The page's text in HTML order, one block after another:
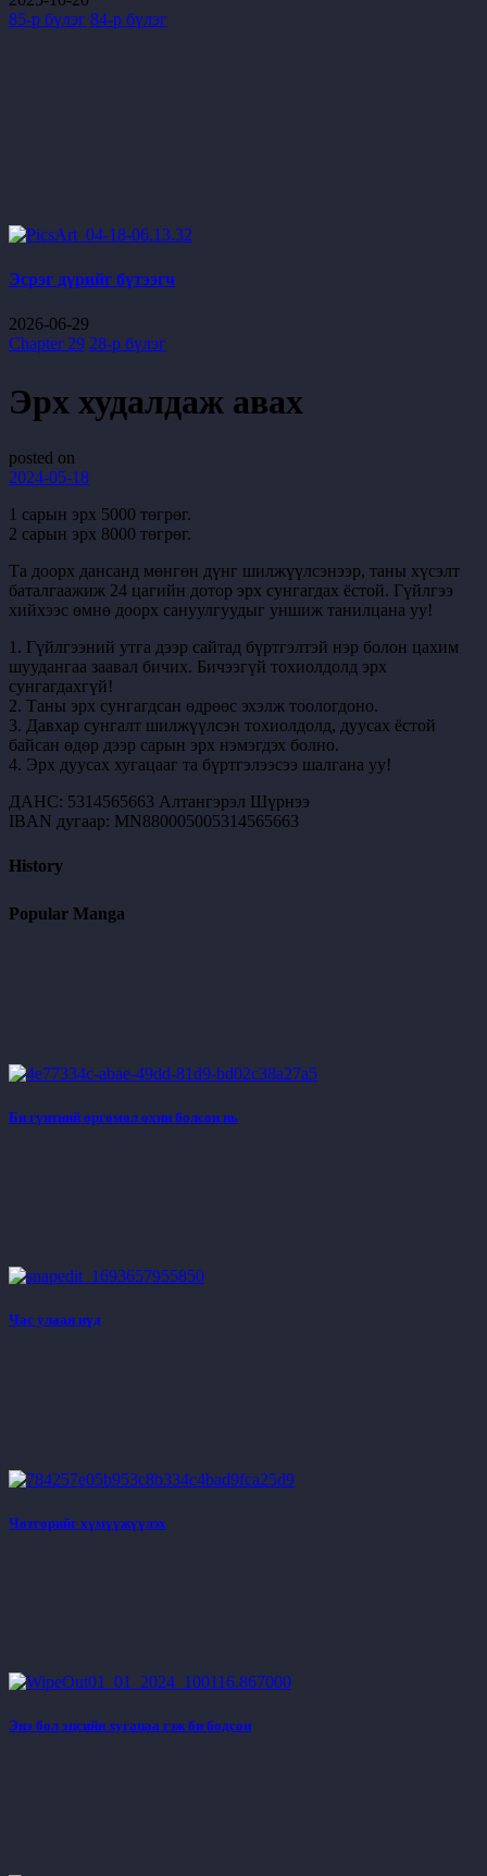
85-р бүлэг 84-р бүлэг
Эсрэг дүрийг бүтээгч
2026-06-29
Chapter 29 28-р бүлэг
Эрх худалдаж авах
posted on
2024-05-18
1 сарын эрх 5000 төгрөг.
2 сарын эрх 8000 төгрөг.
Та доорх дансанд мөнгөн дүнг шилжүүлсэнээр, таны хүсэлт
баталгаажиж 24 цагийн дотор эрх сунгагдах ёстой. Гүйлгээ
хийхээс өмнө доорх сануулгуудыг уншиж танилцана уу!
1. Гүйлгээний утга дээр сайтад бүртгэлтэй нэр болон цахим
шуудангаа заавал бичих. Бичээгүй тохиолдолд эрх
сунгагдахгүй!
2. Таны эрх сунгагдсан өдрөөс эхэлж тоологдоно.
3. Давхар сунгалт шилжүүлсэн тохиолдолд, дуусах ёстой
байсан өдөр дээр сарын эрх нэмэгдэх болно.
4. Эрх дуусах хугацааг та бүртгэлээсээ шалгана уу!
ДАНС: 5314565663 Алтангэрэл Шүрнээ
IBAN дугаар: MN880005005314565663
History
Popular Manga
Би гүнтний өргөмөл охин болсон нь
Час улаан нүд
Чөтгөрийг хүмүүжүүлэх
Энэ бол эцсийн хугацаа гэж би бодсон